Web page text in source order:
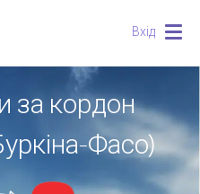
Вхід
за кордон
Фасо)